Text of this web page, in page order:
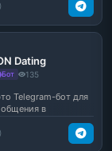
Dating
Бот 135
Telegram-бот для
в